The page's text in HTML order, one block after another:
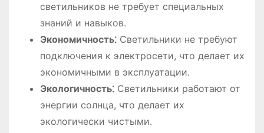
светильников не требует специальных
знаний и навыков.
Экономичность⁚Светильники не требуют
подключения к электросети, что делает их
экономичными в эксплуатации.
Экологичность⁚Светильники работают от
энергии солнца, что делает их
экологически чистыми.